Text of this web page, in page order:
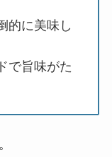
的に美味し
で旨味がた